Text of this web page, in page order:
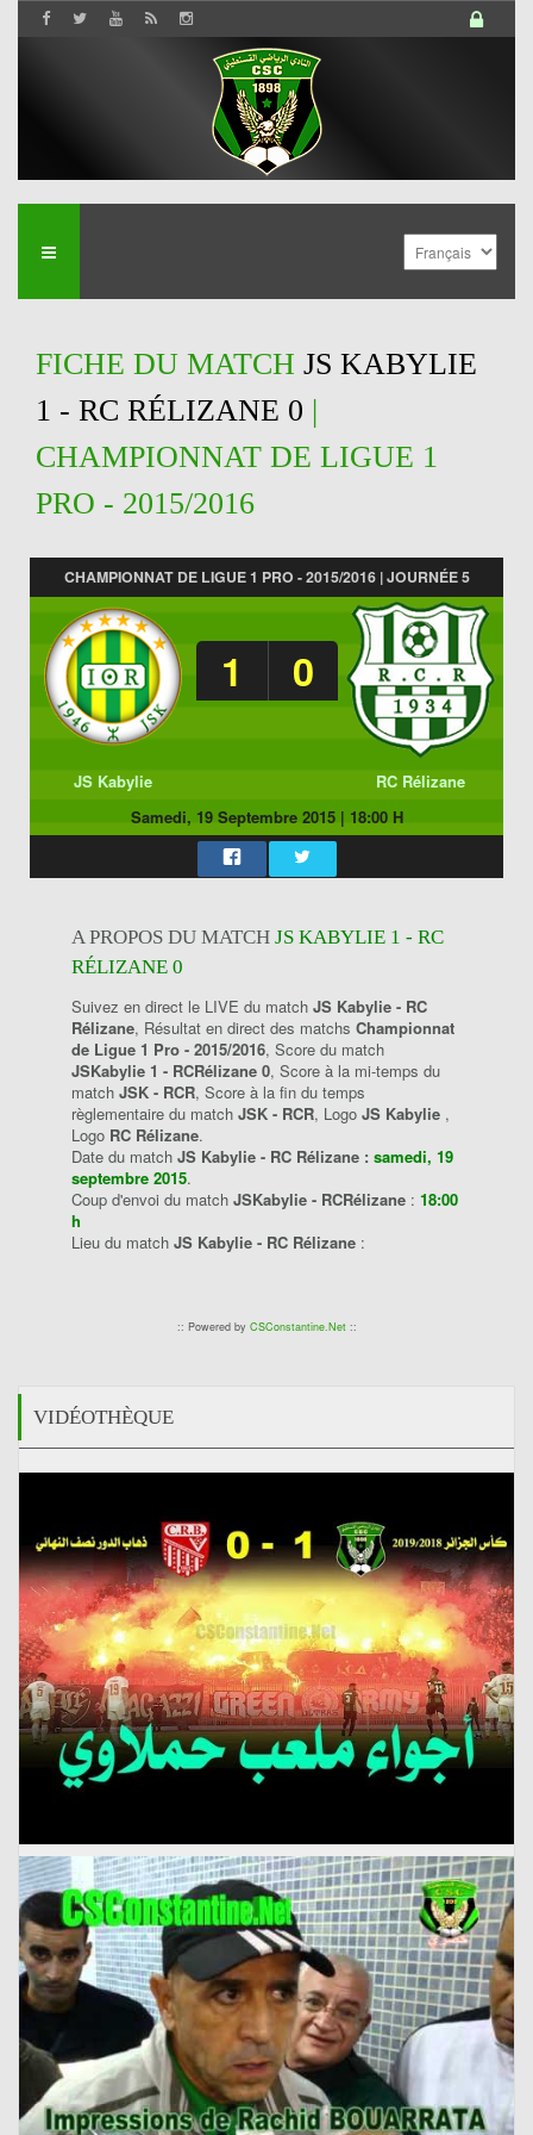
FICHE DU MATCH JS KABYLIE
1 - RC RÉLIZANE 0 |
CHAMPIONNAT DE LIGUE 1
PRO - 2015/2016
CHAMPIONNAT DE LIGUE 1 PRO - 2015/2016 | JOURNÉE 5
1 0
JS Kabylie
RC Rélizane
Samedi, 19 Septembre 2015| 18:00 H
A PROPOS DU MATCH JS KABYLIE 1 - RC
RÉLIZANE 0
Suivez en direct le LIVE du match JS Kabylie - RC
Rélizane, Résultat en direct des matchs Championnat
de Ligue 1 Pro - 2015/2016, Score du match
JSKabylie 1 - RCRélizane 0, Score à la mi-temps du
match JSK - RCR, Score à la fin du temps
règlementaire du match JSK - RCR, Logo JS Kabylie ,
Logo RC Rélizane.
Date du match JS Kabylie - RC Rélizane : samedi, 19
septembre 2015.
Coup d'envoi du match JSKabylie - RCRélizane : 18:00
h
Lieu du match JS Kabylie - RC Rélizane :
:: Powered by CSConstantine.Net::
VIDÉOTHÈQUE